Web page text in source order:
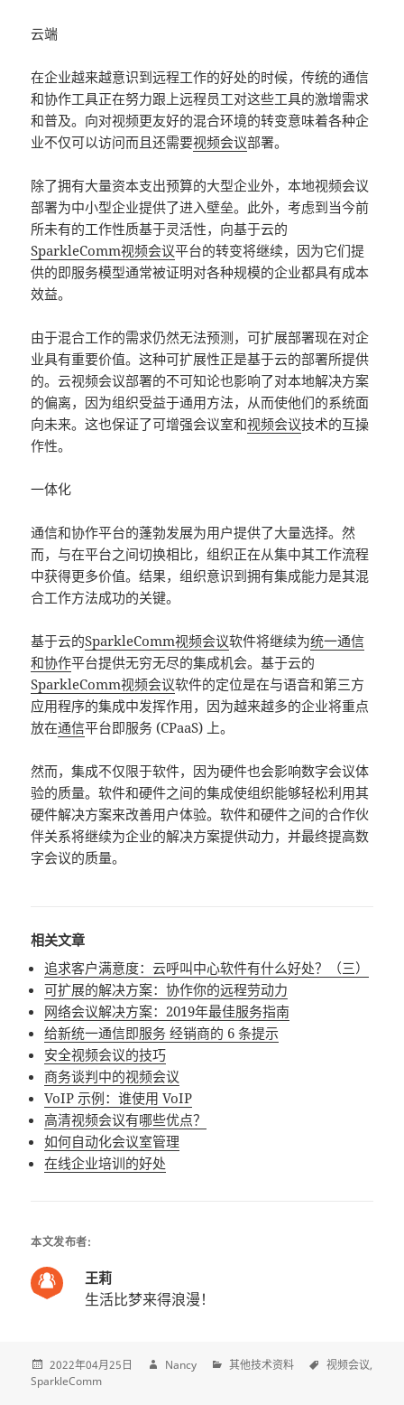
云端
在企业越来越意识到远程工作的好处的时候，传统的通信
和协作工具正在努力跟上远程员工对这些工具的激增需求
和普及。向对视频更友好的混合环境的转变意味着各种企
业不仅可以访问而且还需要视频会议部署。
除了拥有大量资本支出预算的大型企业外，本地视频会议
部署为中小型企业提供了进入壁垒。此外，考虑到当今前
所未有的工作性质基于灵活性，向基于云的
SparkleComm视频会议平台的转变将继续，因为它们提
供的即服务模型通常被证明对各种规模的企业都具有成本
效益。
由于混合工作的需求仍然无法预测，可扩展部署现在对企
业具有重要价值。这种可扩展性正是基于云的部署所提供
的。云视频会议部署的不可知论也影响了对本地解决方案
的偏离，因为组织受益于通用方法，从而使他们的系统面
向未来。这也保证了可增强会议室和视频会议技术的互操
作性。
一体化
通信和协作平台的蓬勃发展为用户提供了大量选择。然
而，与在平台之间切换相比，组织正在从集中其工作流程
中获得更多价值。结果，组织意识到拥有集成能力是其混
合工作方法成功的关键。
基于云的SparkleComm视频会议软件将继续为统一通信
和协作平台提供无穷无尽的集成机会。基于云的
SparkleComm视频会议软件的定位是在与语音和第三方
应用程序的集成中发挥作用，因为越来越多的企业将重点
放在通信平台即服务 (CPaaS) 上。
然而，集成不仅限于软件，因为硬件也会影响数字会议体
验的质量。软件和硬件之间的集成使组织能够轻松利用其
硬件解决方案来改善用户体验。软件和硬件之间的合作伙
伴关系将继续为企业的解决方案提供动力，并最终提高数
字会议的质量。
相关文章
追求客户满意度：云呼叫中心软件有什么好处？（三）
可扩展的解决方案：协作你的远程劳动力
网络会议解决方案：2019年最佳服务指南
给新统一通信即服务 经销商的 6 条提示
安全视频会议的技巧
商务谈判中的视频会议
VoIP 示例：谁使用 VoIP
高清视频会议有哪些优点？
如何自动化会议室管理
在线企业培训的好处
本文发布者:
王莉
生活比梦来得浪漫！
2022年04月25日 Nancy 其他技术资料
视频会议
SparkleComm